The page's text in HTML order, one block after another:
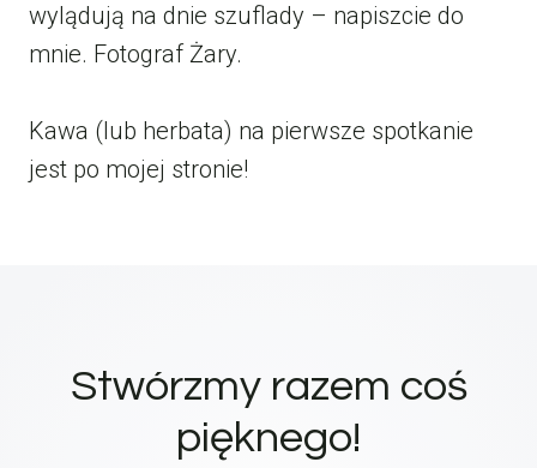
wylądują na dnie szuflady – napiszcie do
mnie. Fotograf Żary.
Kawa (lub herbata) na pierwsze spotkanie
jest po mojej stronie!
Stwórzmy razem coś
pięknego!